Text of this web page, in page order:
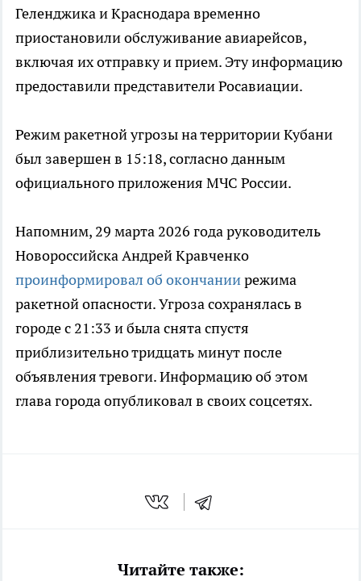
Геленджика и Краснодара временно
приостановили обслуживание авиарейсов,
включая их отправку и прием. Эту информацию
предоставили представители Росавиации.
Режим ракетной угрозы на территории Кубани
был завершен в 15:18, согласно данным
официального приложения МЧС России.
Напомним, 29 марта 2026 года руководитель
Новороссийска Андрей Кравченко
проинформировал об окончаниирежима
ракетной опасности. Угроза сохранялась в
городе с 21:33 и была снята спустя
приблизительно тридцать минут после
объявления тревоги. Информацию об этом
глава города опубликовал в своих соцсетях.
Читайте также: